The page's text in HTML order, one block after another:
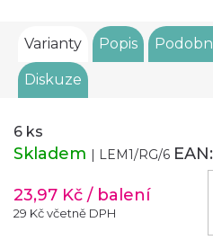
Varianty Popis
Diskuze
6 ks
Skladem | LEM1/RG/6 EAN:
23,97 Kč / balení
29 Kč včetně DPH